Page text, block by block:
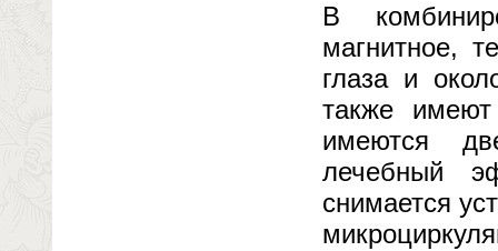
В
магнитное,
глаза и
также
имеются
лечебный
снимается